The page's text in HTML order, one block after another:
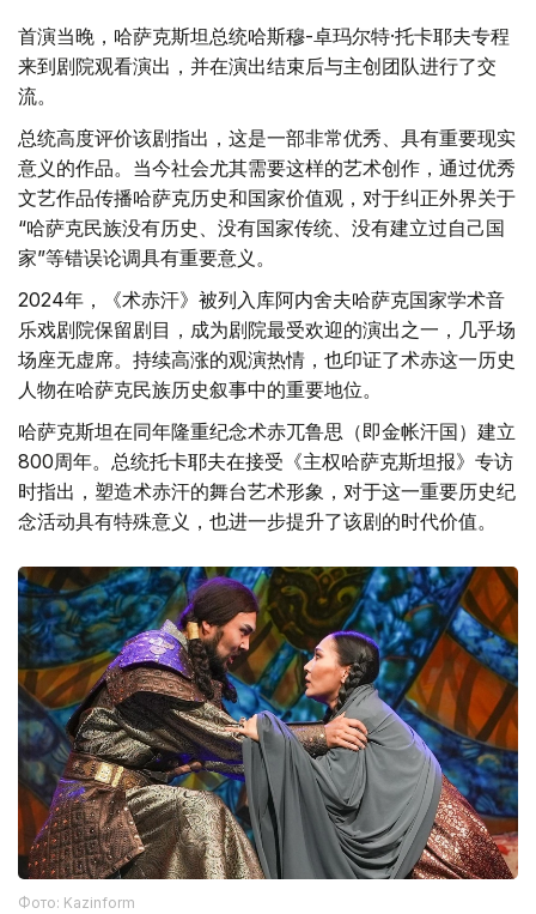
首演当晚，哈萨克斯坦总统哈斯穆-卓玛尔特·托卡耶夫专程
来到剧院观看演出，并在演出结束后与主创团队进行了交
流。
总统高度评价该剧指出，这是一部非常优秀、具有重要现实
意义的作品。当今社会尤其需要这样的艺术创作，通过优秀
文艺作品传播哈萨克历史和国家价值观，对于纠正外界关于
“哈萨克民族没有历史、没有国家传统、没有建立过自己国
家”等错误论调具有重要意义。
2024年，《术赤汗》被列入库阿内舍夫哈萨克国家学术音
乐戏剧院保留剧目，成为剧院最受欢迎的演出之一，几乎场
场座无虚席。持续高涨的观演热情，也印证了术赤这一历史
人物在哈萨克民族历史叙事中的重要地位。
哈萨克斯坦在同年隆重纪念术赤兀鲁思（即金帐汗国）建立
800周年。总统托卡耶夫在接受《主权哈萨克斯坦报》专访
时指出，塑造术赤汗的舞台艺术形象，对于这一重要历史纪
念活动具有特殊意义，也进一步提升了该剧的时代价值。
Фото: Kazinform